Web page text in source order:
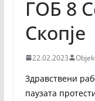
ГОБ 8
Скопје
22.02.2023
Здравствени
паузата